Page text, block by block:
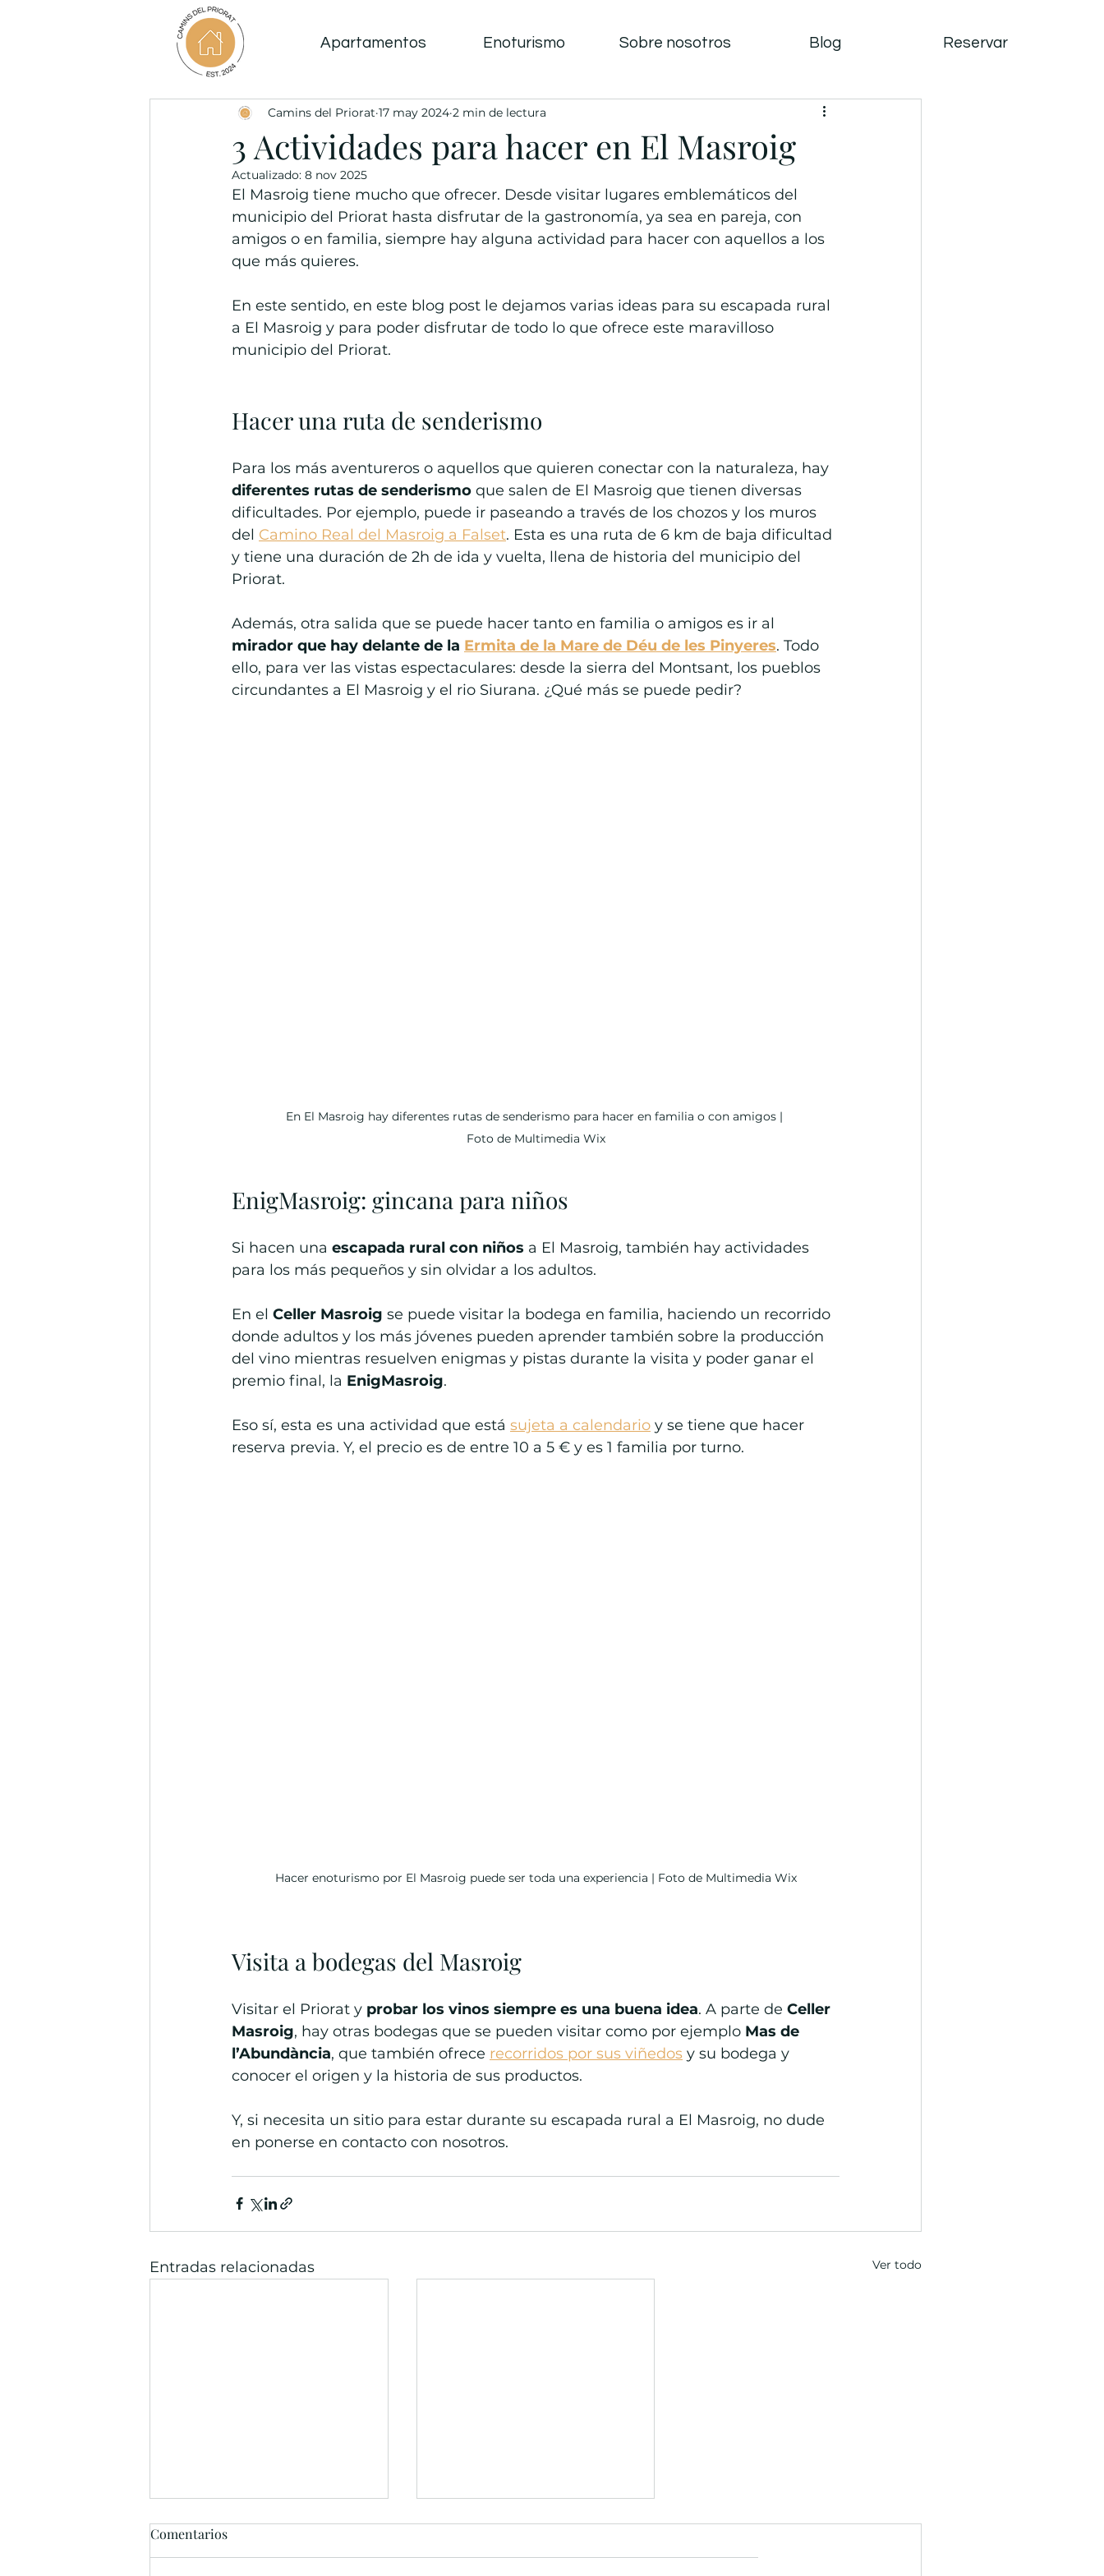
Apartamentos Enoturismo Sobre nosotros Blog Reservar
3 Actividades para hacer en El Masroig
Camins del Priorat 17 may 2024 2 min de lectura
Actualizado: 8 nov 2025
El Masroig tiene mucho que ofrecer. Desde visitar lugares emblemáticos del
municipio del Priorat hasta disfrutar de la gastronomía, ya sea en pareja, con
amigos o en familia, siempre hay alguna actividad para hacer con aquellos a los
que más quieres.
En este sentido, en este blog post le dejamos varias ideas para su escapada rural
a El Masroig y para poder disfrutar de todo lo que ofrece este maravilloso
municipio del Priorat.
Hacer una ruta de senderismo
Para los más aventureros o aquellos que quieren conectar con la naturaleza, hay
diferentes rutas de senderismo que salen de El Masroig que tienen diversas
dificultades. Por ejemplo, puede ir paseando a través de los chozos y los muros
del Camino Real del Masroig a Falset. Esta es una ruta de 6 km de baja dificultad
y tiene una duración de 2h de ida y vuelta, llena de historia del municipio del
Priorat.
Además, otra salida que se puede hacer tanto en familia o amigos es ir al
mirador que hay delante de la Ermita de la Mare de Déu de les Pinyeres. Todo
ello, para ver las vistas espectaculares: desde la sierra del Montsant, los pueblos
circundantes a El Masroig y el rio Siurana. ¿Qué más se puede pedir?
En El Masroig hay diferentes rutas de senderismo para hacer en familia o con amigos |
Foto de Multimedia Wix
EnigMasroig: gincana para niños
Si hacen una escapada rural con niños a El Masroig, también hay actividades
para los más pequeños y sin olvidar a los adultos.
En el Celler Masroig se puede visitar la bodega en familia, haciendo un recorrido
donde adultos y los más jóvenes pueden aprender también sobre la producción
del vino mientras resuelven enigmas y pistas durante la visita y poder ganar el
premio final, la EnigMasroig.
Eso sí, esta es una actividad que está sujeta a calendario y se tiene que hacer
reserva previa. Y, el precio es de entre 10 a 5 € y es 1 familia por turno.
Hacer enoturismo por El Masroig puede ser toda una experiencia | Foto de Multimedia Wix
Visita a bodegas del Masroig
Visitar el Priorat y probar los vinos siempre es una buena idea. A parte de Celler
Masroig, hay otras bodegas que se pueden visitar como por ejemplo Mas de
l’Abundància, que también ofrece recorridos por sus viñedos y su bodega y
conocer el origen y la historia de sus productos.
Y, si necesita un sitio para estar durante su escapada rural a El Masroig, no dude
en ponerse en contacto con nosotros.
Entradas relacionadas Ver todo
Comentarios